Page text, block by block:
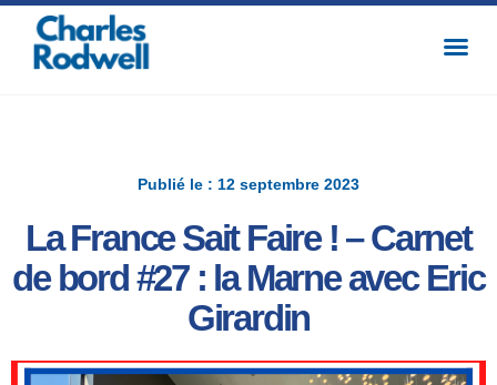
Publié le : 12 septembre 2023
La France Sait Faire ! – Carnet
de bord #27 : la Marne avec Eric
Girardin